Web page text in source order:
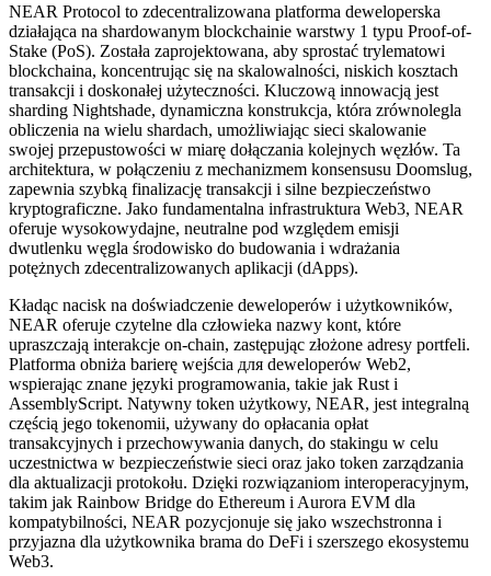
NEAR Protocol to zdecentralizowana platforma deweloperska
działająca na shardowanym blockchainie warstwy 1 typu Proof-of-
Stake (PoS). Została zaprojektowana, aby sprostać trylematowi
blockchaina, koncentrując się na skalowalności, niskich kosztach
transakcji i doskonałej użyteczności. Kluczową innowacją jest
sharding Nightshade, dynamiczna konstrukcja, która zrównolegla
obliczenia na wielu shardach, umożliwiając sieci skalowanie
swojej przepustowości w miarę dołączania kolejnych węzłów. Ta
architektura, w połączeniu z mechanizmem konsensusu Doomslug,
zapewnia szybką finalizację transakcji i silne bezpieczeństwo
kryptograficzne. Jako fundamentalna infrastruktura Web3, NEAR
oferuje wysokowydajne, neutralne pod względem emisji
dwutlenku węgla środowisko do budowania i wdrażania
potężnych zdecentralizowanych aplikacji (dApps).
Kładąc nacisk na doświadczenie deweloperów i użytkowników,
NEAR oferuje czytelne dla człowieka nazwy kont, które
upraszczają interakcje on-chain, zastępując złożone adresy portfeli.
Platforma obniża barierę wejścia для deweloperów Web2,
wspierając znane języki programowania, takie jak Rust i
AssemblyScript. Natywny token użytkowy, NEAR, jest integralną
częścią jego tokenomii, używany do opłacania opłat
transakcyjnych i przechowywania danych, do stakingu w celu
uczestnictwa w bezpieczeństwie sieci oraz jako token zarządzania
dla aktualizacji protokołu. Dzięki rozwiązaniom interoperacyjnym,
takim jak Rainbow Bridge do Ethereum i Aurora EVM dla
kompatybilności, NEAR pozycjonuje się jako wszechstronna i
przyjazna dla użytkownika brama do DeFi i szerszego ekosystemu
Web3.